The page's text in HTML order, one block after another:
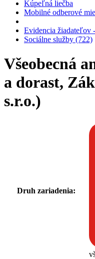
Kúpeľná liečba
Mobilné odberové
Evidencia žiadateľov
Sociálne služby (722)
Všeobecná
a dorast,
s.r.o.)
Druh zariadenia: